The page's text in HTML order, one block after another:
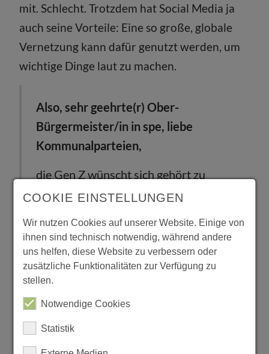
mit. Schlecht. Trotzdem hat Social Media ja
auch seine Vorteile: Eine so große, globale
Vernetzung kann dafür genutzt werden, um
wichtige Dinge laut zu machen.
Also, sehr geehrte(r) Ober-
Bürgermeister/in in spe, liebe
Kommunalparteien,
die Gen Z wünscht sich gehört zu
werden. Sie wünscht sich, dass mit ihr
wünscht sich, mitgestalten zu dürfen.
Sie wünscht sich eine Politik auf
kommunaler und nationaler Ebene, die
etwas ändert, Hand in Hand mit ihr
zusammen. Und sie wünscht sich
Sicherheit. Das verlorene Vertrauen,
COOKIE EINSTELLUNGEN
Wir nutzen Cookies auf unserer Website. Einige von
ihnen sind technisch notwendig, während andere
uns helfen, diese Website zu verbessern oder
zusätzliche Funktionalitäten zur Verfügung zu
stellen.
Notwendige Cookies
Statistik